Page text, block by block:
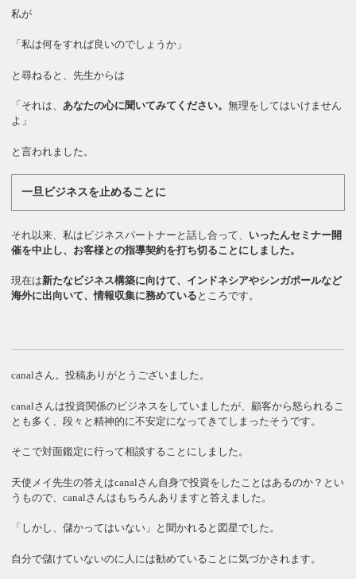
私が
「私は何をすれば良いのでしょうか」
と尋ねると、先生からは
「それは、あなたの心に聞いてみてください。無理をしてはいけません
よ」
と言われました。
一旦ビジネスを止めることに
それ以来、私はビジネスパートナーと話し合って、 いったんセミナー開
催を中止し、お客様との指導契約を打ち切ることにしました。
現在は新たなビジネス構築に向けて、インドネシアやシンガポールなど
海外に出向いて、情報収集に務めている ところです。
canalさん。投稿ありがとうございました。
canalさんは投資関係のビジネスをしていましたが、顧客から怒られるこ
とも多く、段々と精神的に不安定になってきてしまったそうです。
そこで対面鑑定に行って相談することにしました。
天使メイ先生の答えはcanalさん自身で投資をしたことはあるのか？とい
うもので、canalさんはもちろんありますと答えました。
「しかし、儲かってはいない」と聞かれると図星でした。
自分で儲けていないのに人には勧めていることに気づかされます。